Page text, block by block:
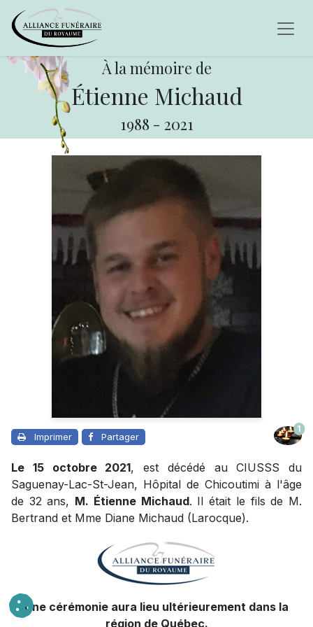
À la mémoire de
Étienne Michaud
1988 - 2021
Imprimer Partager
1
Le 15 octobre 2021, est décédé au CIUSSS du
Saguenay-Lac-St-Jean, Hôpital de Chicoutimi à l'âge
de 32 ans, M. Étienne Michaud. Il était le fils de M.
Bertrand et Mme Diane Michaud (Larocque).
Une cérémonie aura lieu ultérieurement dans la
région de Québec.